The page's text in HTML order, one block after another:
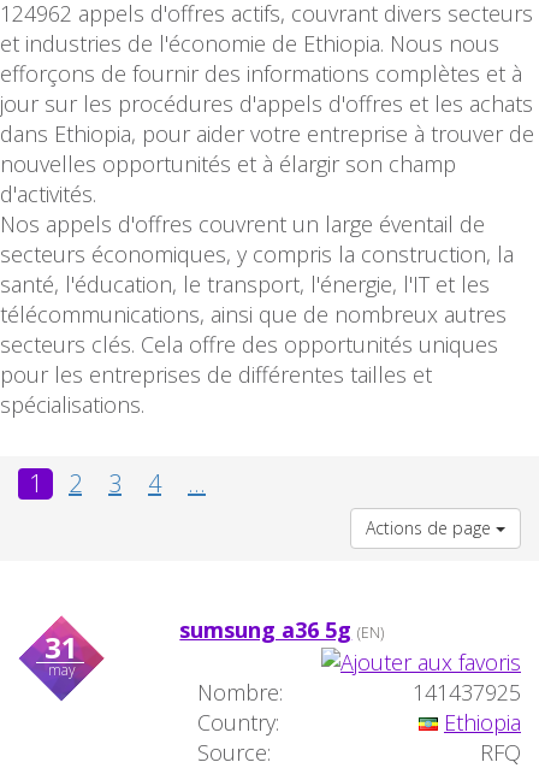
124962 appels d'offres actifs, couvrant divers secteurs
et industries de l'économie de Ethiopia. Nous nous
efforçons de fournir des informations complètes et à
jour sur les procédures d'appels d'offres et les achats
dans Ethiopia, pour aider votre entreprise à trouver de
nouvelles opportunités et à élargir son champ
d'activités.
Nos appels d'offres couvrent un large éventail de
secteurs économiques, y compris la construction, la
santé, l'éducation, le transport, l'énergie, l'IT et les
télécommunications, ainsi que de nombreux autres
secteurs clés. Cela offre des opportunités uniques
pour les entreprises de différentes tailles et
spécialisations.
1 2 3 4 ...
Actions de page
31
may
sumsung a36 5g (EN)
Nombre:
141437925
Country:
Ethiopia
Source:
RFQ